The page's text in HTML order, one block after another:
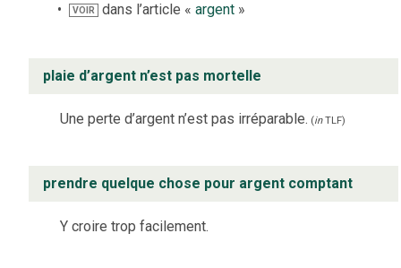
VOIR dans l’article «argent »
plaie d’argent n’est pas mortelle
Une perte d’argent n’est pas irréparable. (inTLF)
prendre quelque chose pour argent comptant
Y croire trop facilement.